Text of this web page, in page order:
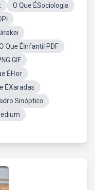
O Que ÉSociologia
Que ÉInfantil PDF
GIF
ÉFlor
ÉXaradas
Sinóptico